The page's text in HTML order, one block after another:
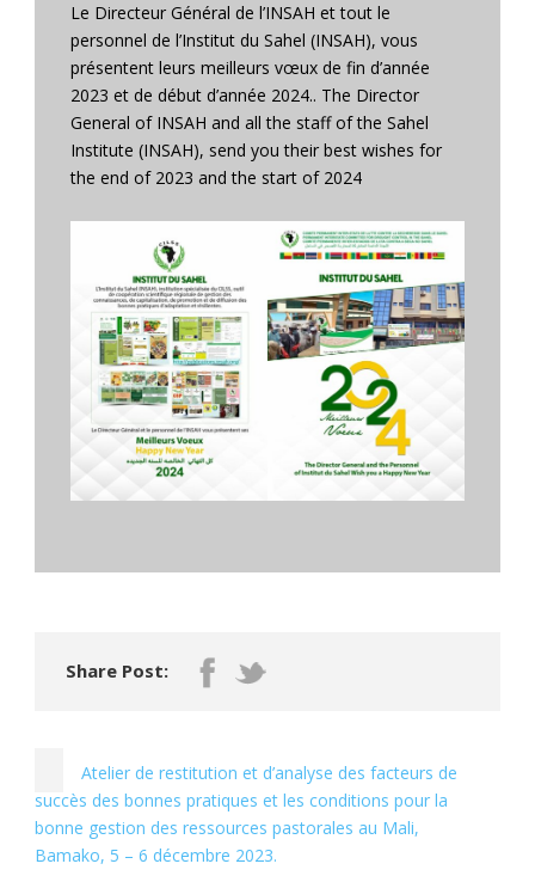
Le Directeur Général de l’INSAH et tout le
personnel de l’Institut du Sahel (INSAH), vous
présentent leurs meilleurs vœux de fin d’année
2023 et de début d’année 2024.. The Director
General of INSAH and all the staff of the Sahel
Institute (INSAH), send you their best wishes for
the end of 2023 and the start of 2024
Share Post:
Atelier de restitution et d’analyse des facteurs de
succès des bonnes pratiques et les conditions pour la
bonne gestion des ressources pastorales au Mali,
Bamako, 5 – 6 décembre 2023.